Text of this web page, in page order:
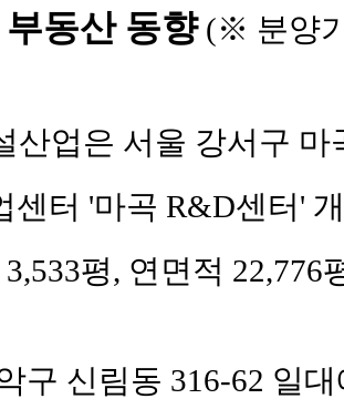
동산 동향(※ 분양
산업은 서울 강서구
센터 '마곡 R&D센터'
3,533평, 연면적
구 신림동 316-62 일